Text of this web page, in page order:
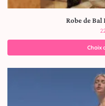
Robe de Bal
Choix